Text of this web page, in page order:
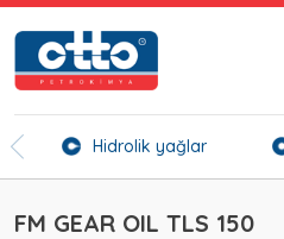
Hidrolik yağlar
FM GEAR OIL TLS 150